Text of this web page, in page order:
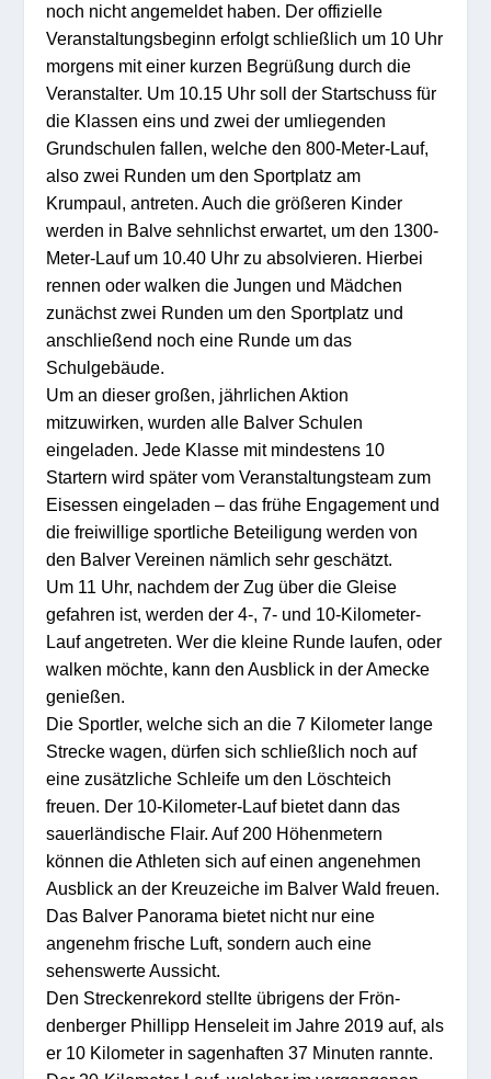
noch nicht angemeldet haben. Der offizielle
Veranstaltungsbeginn erfolgt schließlich um 10 Uhr
morgens mit einer kurzen Begrüßung durch die
Veranstalter. Um 10.15 Uhr soll der Startschuss für
die Klassen eins und zwei der umliegenden
Grundschulen fallen, welche den 800-Meter-Lauf,
also zwei Runden um den Sportplatz am
Krumpaul, antreten. Auch die größeren Kinder
werden in Balve sehnlichst erwartet, um den 1300-
Meter-Lauf um 10.40 Uhr zu absolvieren. Hierbei
rennen oder walken die Jungen und Mädchen
zunächst zwei Runden um den Sportplatz und
anschließend noch eine Runde um das
Schulgebäude.
Um an dieser großen, jährlichen Aktion
mitzuwirken, wurden alle Balver Schulen
eingeladen. Jede Klasse mit mindestens 10
Startern wird später vom Veranstaltungsteam zum
Eisessen eingeladen – das frühe Engagement und
die freiwillige sportliche Beteiligung werden von
den Balver Vereinen nämlich sehr geschätzt.
Um 11 Uhr, nachdem der Zug über die Gleise
gefahren ist, werden der 4-, 7- und 10-Kilometer-
Lauf angetreten. Wer die kleine Runde laufen, oder
walken möchte, kann den Ausblick in der Amecke
genießen.
Die Sportler, welche sich an die 7 Kilometer lange
Strecke wagen, dürfen sich schließlich noch auf
eine zusätzliche Schleife um den Löschteich
freuen. Der 10-Kilometer-Lauf bietet dann das
sauerländische Flair. Auf 200 Höhenmetern
können die Athleten sich auf einen angenehmen
Ausblick an der Kreuzeiche im Balver Wald freuen.
Das Balver Panorama bietet nicht nur eine
angenehm frische Luft, sondern auch eine
sehenswerte Aussicht.
Den Streckenrekord stell­te übrigens der Frön­­
denberger Phillipp Hen­seleit im Jahre 2019 auf, als
er 10 Kilometer in sagenhaften 37 Minuten rannte.